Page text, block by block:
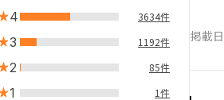
4 3634件
3 1192件
2 85件
1 1件
掲載日